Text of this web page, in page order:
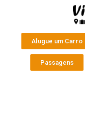
Alugue um Carro
Passagens